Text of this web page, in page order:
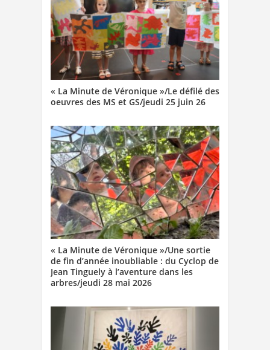
« La Minute de Véronique »/Le défilé des
oeuvres des MS et GS/jeudi 25 juin 26
« La Minute de Véronique »/Une sortie
de fin d’année inoubliable : du Cyclop de
Jean Tinguely à l’aventure dans les
arbres/jeudi 28 mai 2026